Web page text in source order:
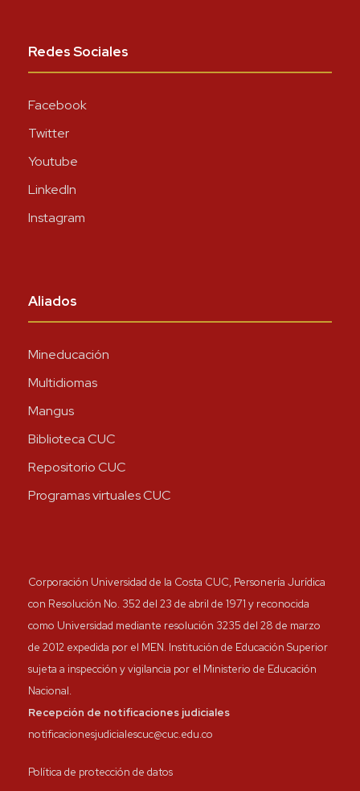
Redes Sociales
Facebook
Twitter
Youtube
LinkedIn
Instagram
Aliados
Mineducación
Multidiomas
Mangus
Biblioteca CUC
Repositorio CUC
Programas virtuales CUC
Corporación Universidad de la Costa CUC, Personería Jurídica
con Resolución No. 352 del 23 de abril de 1971 y reconocida
como Universidad mediante resolución 3235 del 28 de marzo
de 2012 expedida por el MEN. Institución de Educación Superior
sujeta a inspección y vigilancia por el Ministerio de Educación
Nacional.
Recepción de notificaciones judiciales
notificacionesjudicialescuc@cuc.edu.co
Política de protección de datos